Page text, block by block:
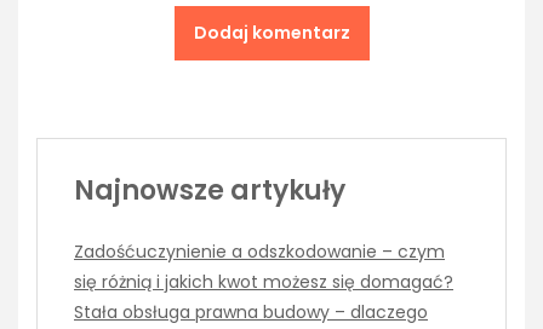
Najnowsze artykuły
Zadośćuczynienie a odszkodowanie – czym
się różnią i jakich kwot możesz się domagać?
Stała obsługa prawna budowy – dlaczego